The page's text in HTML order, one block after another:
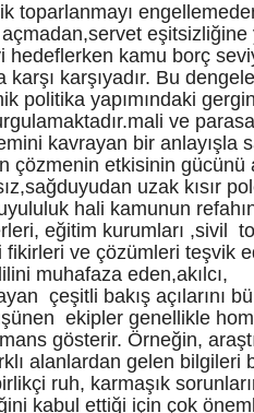
toparlanmayı
hedeflerken kamu borç
karşıyadır. Bu
politika yapımındaki
ve
kavrayan bir anlayışla
çözmenin etkisinin gücünü
uzak kısır
hali kamunun
eğitim kurumları ,sivil
fikirleri ve çözümleri teşvik
muhafaza eden,akılcı,
çeşitli bakış açılarını
ekipler genellikle
gösterir. Örneğin,
alanlardan gelen bilgileri
ruh, karmaşık
kabul ettiği için çok